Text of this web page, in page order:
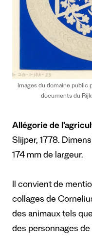
Images du domaine public
documents du
Allégorie de
Slijper, 1778.
174 mm de largeur.
Il convient de
collages de
des animaux tels
des personnages